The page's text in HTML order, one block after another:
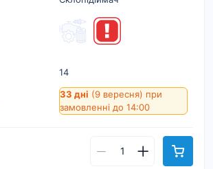
14
33 дні (9 вересня) при
замовленні до 14:00